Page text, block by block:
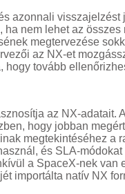
azonnali
ha nem lehet az
megtervezése
az NX-et
hogy tovább
az NX-adatait.
hogy jobban
megtekintéséhez a
és SLA-
a SpaceX-nek van
importálta natív NX